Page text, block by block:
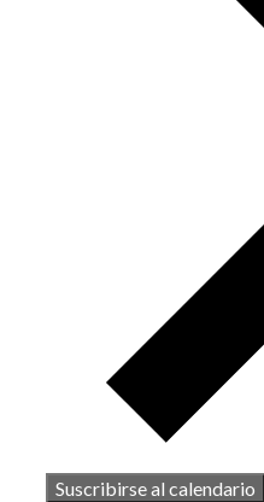
Suscribirse al calendario